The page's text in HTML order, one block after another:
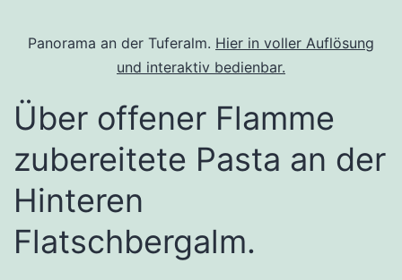
Panorama an der Tuferalm. Hier in voller Auflösung
und interaktiv bedienbar.
Über offener Flamme
zubereitete Pasta an der
Hinteren
Flatschbergalm.